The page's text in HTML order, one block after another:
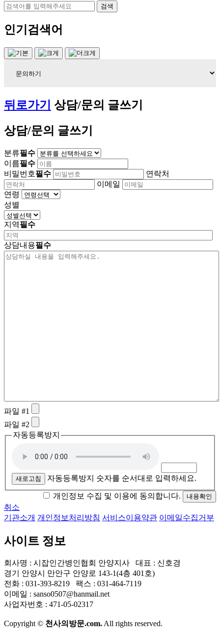
검색
인기검색어
뒤로가기
상담/문의 글쓰기
상담/문의 글쓰기
분류필수
이름필수
비밀번호필수
연락처
이메일
연령
성별
지역필수
상담내용필수
파일 #1
파일 #2
자동등록방지
새로고침 자동등록방지 숫자를 순서대로 입력하세요.
개인정보 수집 및 이용에 동의합니다.
취소
기관소개 개인정보처리방침 서비스이용약관 이메일수집거부
사이트 정보
회사명 : 시잡인간병인협회 안양지사 대표 : 신호경
경기 안양시 만안구 안양로 143-1(4층 401호)
전화 : 031-393-8219 팩스 : 031-464-7119
이메일 : sanso0507@hanmail.net
사업자번호 : 471-05-02317
Copyright © 천사의방문.com.All rights reserved.